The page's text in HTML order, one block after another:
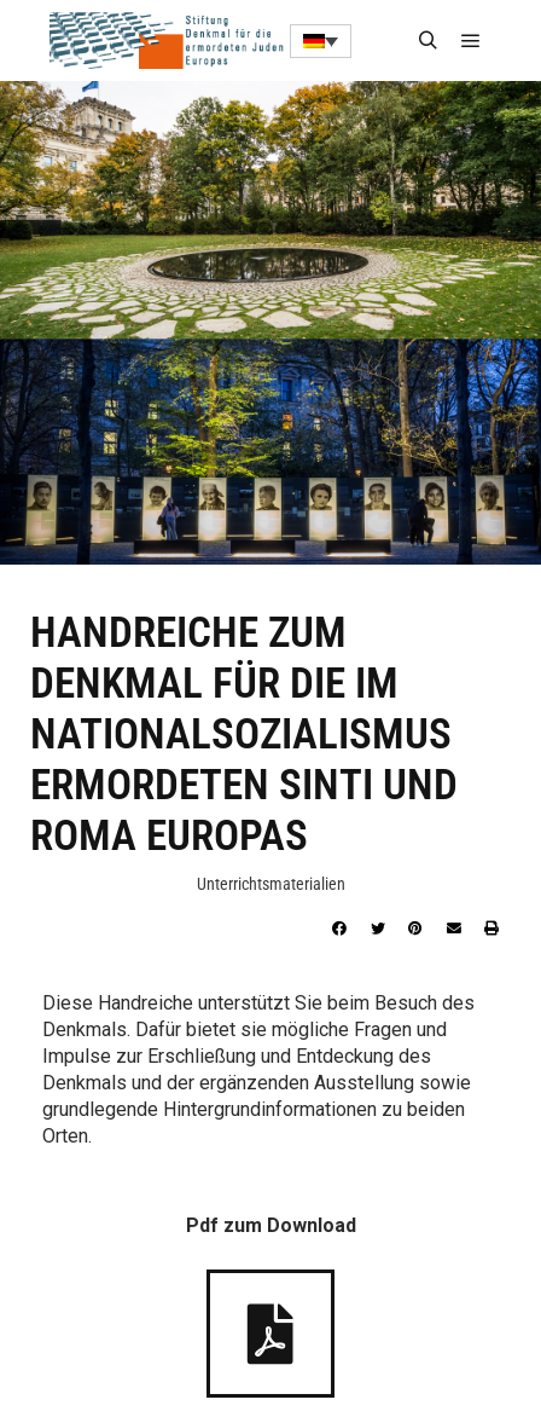
HANDREICHE ZUM
DENKMAL FÜR DIE IM
NATIONALSOZIALISMUS
ERMORDETEN SINTI UND
ROMA EUROPAS
Unterrichtsmaterialien
Diese Handreiche unterstützt Sie beim Besuch des
Denkmals. Dafür bietet sie mögliche Fragen und
Impulse zur Erschließung und Entdeckung des
Denkmals und der ergänzenden Ausstellung sowie
grundlegende Hintergrundinformationen zu beiden
Orten.
Pdf zum Download